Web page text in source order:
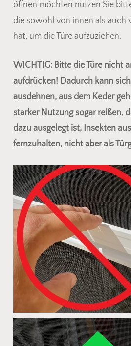
öffnen möchten nutzen Sie
die sowohl von innen als auch
hat, um die Türe aufzuziehen.
WICHTIG: Bitte die Türe nicht
aufdrücken! Dadurch kann
ausdehnen, aus dem Keder
starker Nutzung sogar reißen,
dazu ausgelegt ist, Insekten
fernzuhalten, nicht aber als